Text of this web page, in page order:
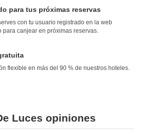
para tus próximas reservas
con tu usuario registrado en la web
para canjear en próximas reservas.
flexible en más del 90 % de nuestros hoteles.
Luces opiniones